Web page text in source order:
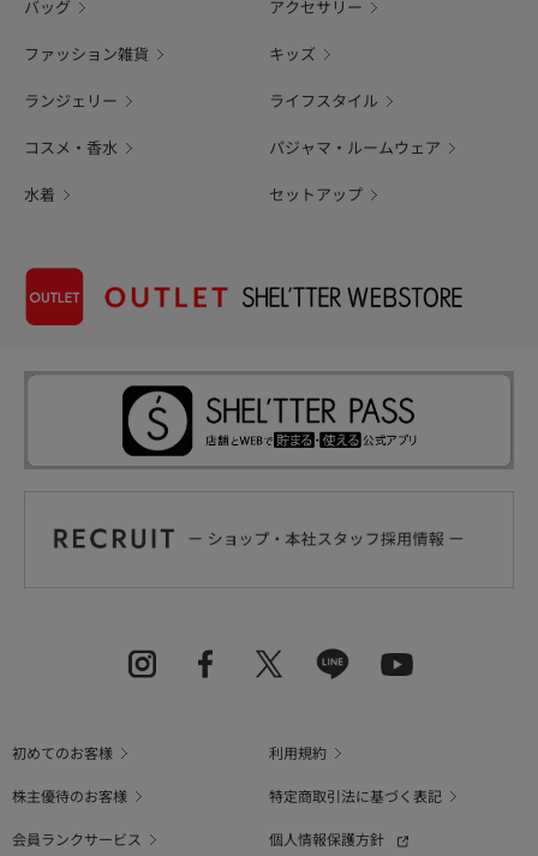
バッグ アクセサリー
ファッション雑貨 キッズ
ランジェリー ライフスタイル
コスメ・香水 パジャマ・ルームウェア
水着 セットアップ
初めてのお客様
利用規約
株主優待のお客様
特定商取引法に基づく表記
会員ランクサービス
個人情報保護方針